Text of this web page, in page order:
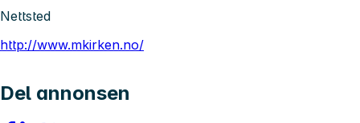
Nettsted
http://www.mkirken.no/
Del annonsen